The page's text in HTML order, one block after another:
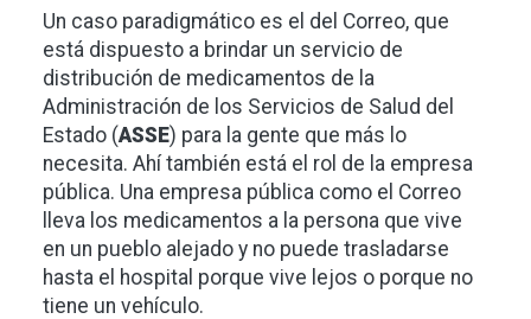
Un caso paradigmático es el del Correo, que
está dispuesto a brindar un servicio de
distribución de medicamentos de la
Administración de los Servicios de Salud del
Estado (ASSE) para la gente que más lo
necesita. Ahí también está el rol de la empresa
pública. Una empresa pública como el Correo
lleva los medicamentos a la persona que vive
en un pueblo alejado y no puede trasladarse
hasta el hospital porque vive lejos o porque no
tiene un vehículo.